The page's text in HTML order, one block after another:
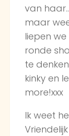
van
maar
liepen
ronde
te
kinky en
more!xxx
Ik weet